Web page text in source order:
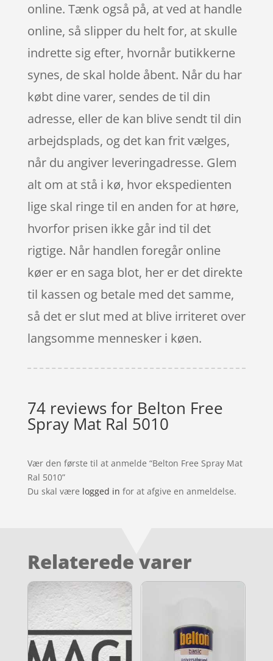
online. Tænk også på, at ved at handle
online, så slipper du helt for, at skulle
indrette sig efter, hvornår butikkerne
synes, de skal holde åbent. Når du har
købt dine varer, sendes de til din
adresse, eller de kan blive sendt til din
arbejdsplads, og det kan frit vælges,
når du angiver leveringadresse. Glem
alt om at stå i kø, hvor ekspedienten
lige skal ringe til en anden for at høre,
hvorfor prisen ikke går ind til det
rigtige. Når handlen foregår online
køer er en saga blot, her er det direkte
til kassen og betale med det samme,
så det er slut med at blive irriteret over
langsomme mennesker i køen.
74 reviews for Belton Free
Spray Mat Ral 5010
Vær den første til at anmelde “Belton Free Spray Mat
Ral 5010”
Du skal være logged in for at afgive en anmeldelse.
Relaterede varer